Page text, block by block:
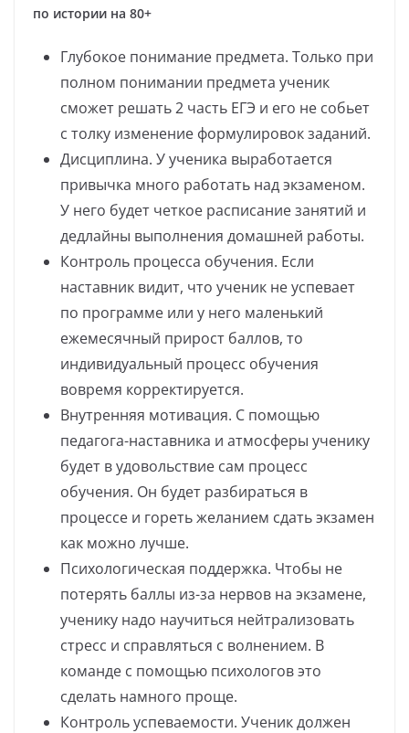
по истории на 80+
Глубокое понимание предмета. Только при
полном понимании предмета ученик
сможет решать 2 часть ЕГЭ и его не собьет
с толку изменение формулировок заданий.
Дисциплина. У ученика выработается
привычка много работать над экзаменом.
У него будет четкое расписание занятий и
дедлайны выполнения домашней работы.
Контроль процесса обучения. Если
наставник видит, что ученик не успевает
по программе или у него маленький
ежемесячный прирост баллов, то
индивидуальный процесс обучения
вовремя корректируется.
Внутренняя мотивация. С помощью
педагога-наставника и атмосферы ученику
будет в удовольствие сам процесс
обучения. Он будет разбираться в
процессе и гореть желанием сдать экзамен
как можно лучше.
Психологическая поддержка. Чтобы не
потерять баллы из-за нервов на экзамене,
ученику надо научиться нейтрализовать
стресс и справляться с волнением. В
команде с помощью психологов это
сделать намного проще.
Контроль успеваемости. Ученик должен